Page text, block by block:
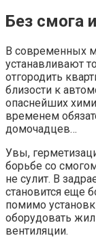
Без смога
В современных
устанавливают
отгородить
близости к
опаснейших
временем
домочадцев…
Увы,
борьбе со
не сулит. В
становится еще
помимо
оборудовать
вентиляции.